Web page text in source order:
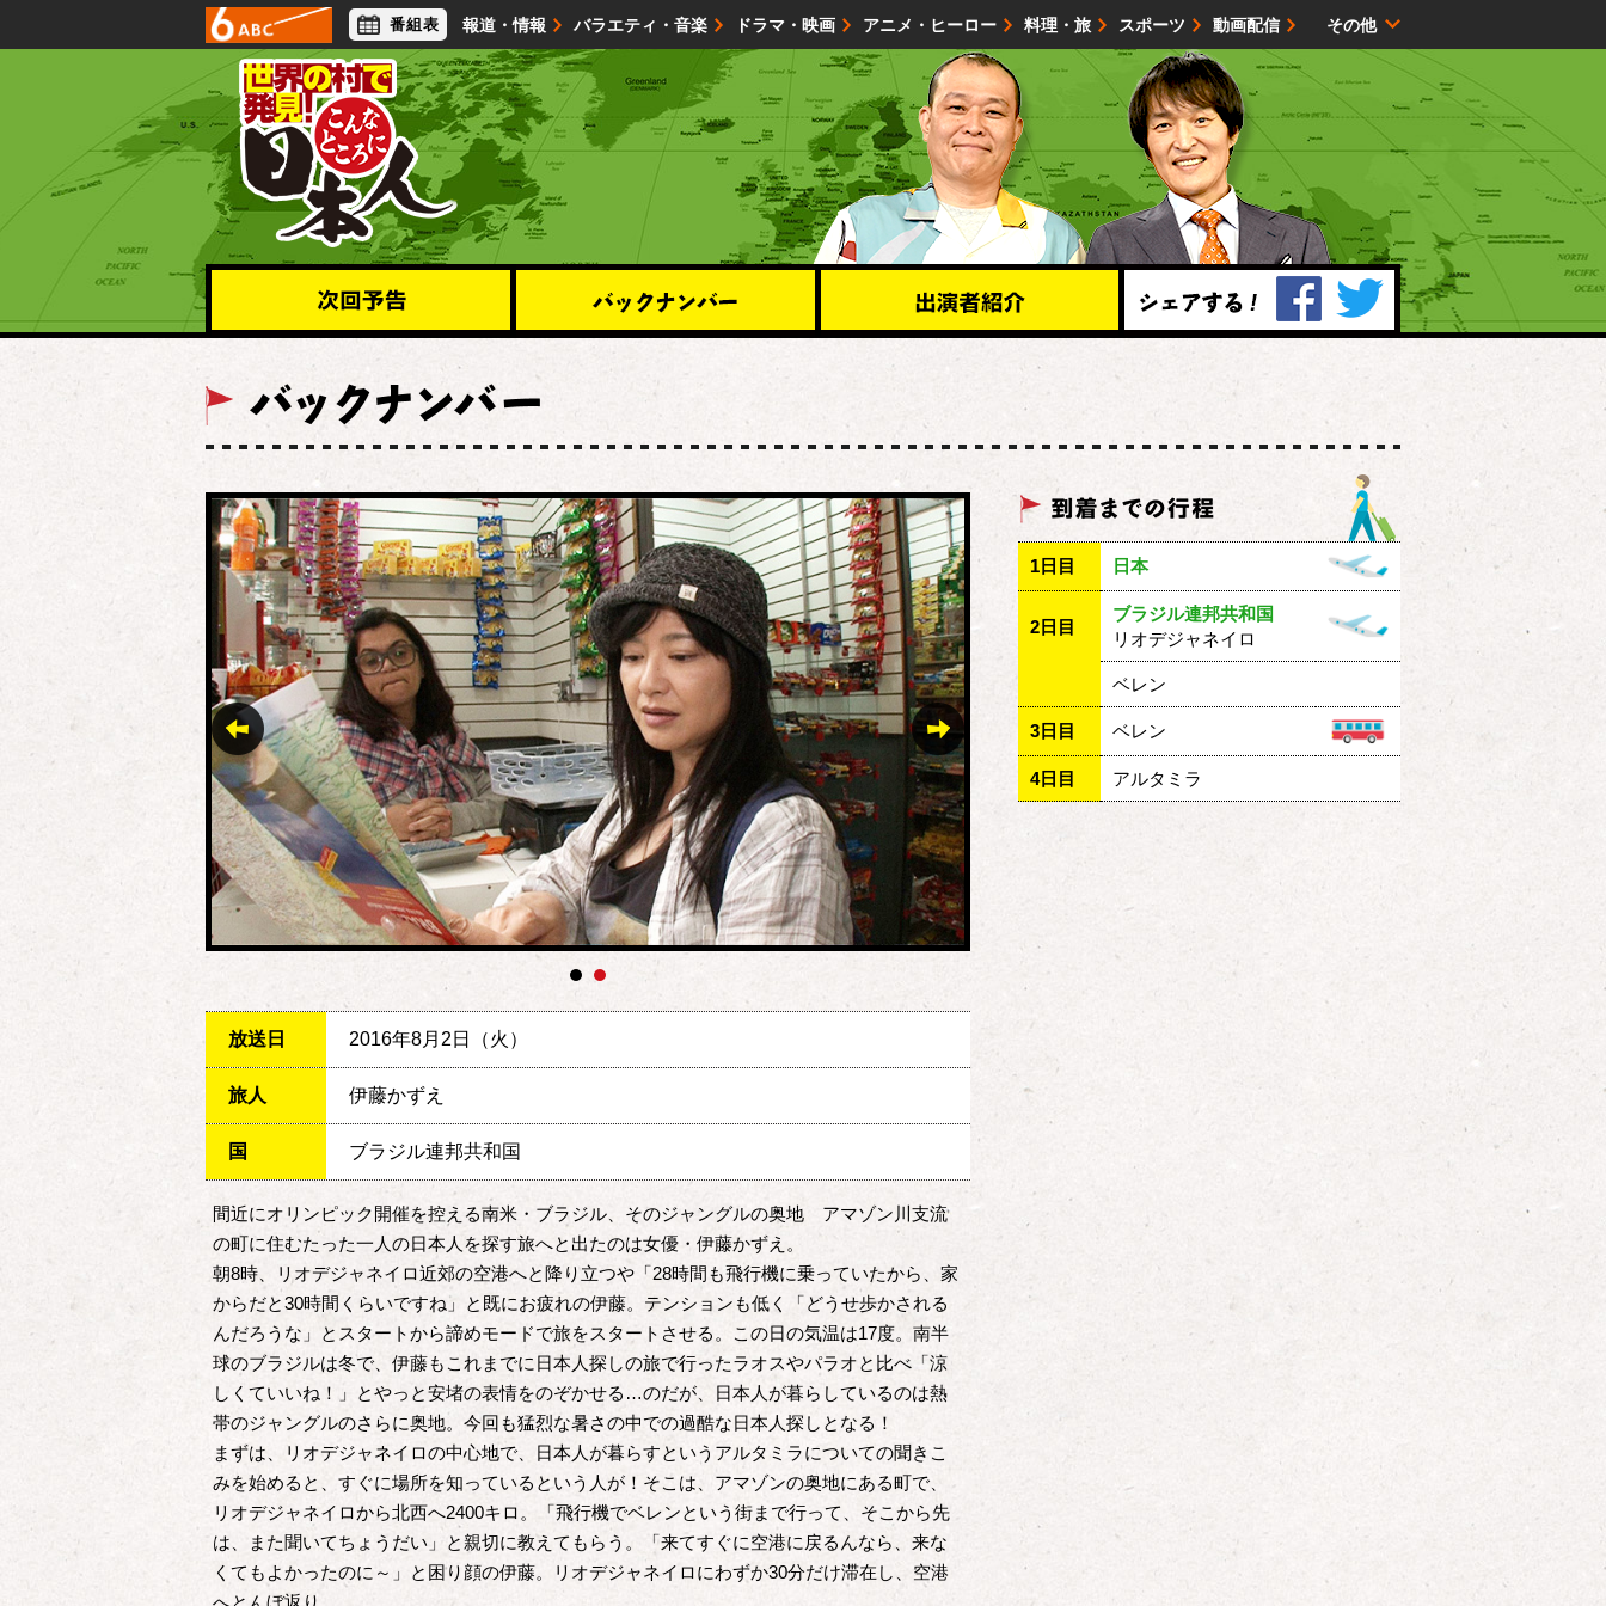
報道・情報 バラエティ・音楽 ドラマ・映画 アニメ・ヒーロー 料理・旅 スポーツ 動画配信
アナウンサー ライフスタイル 映画・試写会 イベント 会社情報 サイトマップ
番組表 その他
放送日 2016年8月2日（火）
旅人 伊藤かずえ
国 ブラジル連邦共和国
間近にオリンピック開催を控える南米・ブラジル、そのジャングルの奥地 アマゾン川支流
の町に住むたった一人の日本人を探す旅へと出たのは女優・伊藤かずえ。
朝8時、リオデジャネイロ近郊の空港へと降り立つや「28時間も飛行機に乗っていたから、家
からだと30時間くらいですね」と既にお疲れの伊藤。テンションも低く「どうせ歩かされる
んだろうな」とスタートから諦めモードで旅をスタートさせる。この日の気温は17度。南半
球のブラジルは冬で、伊藤もこれまでに日本人探しの旅で行ったラオスやパラオと比べ「涼
しくていいね！」とやっと安堵の表情をのぞかせる…のだが、日本人が暮らしているのは熱
帯のジャングルのさらに奥地。今回も猛烈な暑さの中での過酷な日本人探しとなる！
まずは、リオデジャネイロの中心地で、日本人が暮らすというアルタミラについての聞きこ
みを始めると、すぐに場所を知っているという人が！そこは、アマゾンの奥地にある町で、
リオデジャネイロから北西へ2400キロ。「飛行機でベレンという街まで行って、そこから先
は、また聞いてちょうだい」と親切に教えてもらう。「来てすぐに空港に戻るんなら、来な
くてもよかったのに～」と困り顔の伊藤。リオデジャネイロにわずか30分だけ滞在し、空港
へとんぼ返り。
1日目 日本
2日目
ブラジル連邦共和国
リオデジャネイロ
ベレン
3日目 ベレン
4日目 アルタミラ